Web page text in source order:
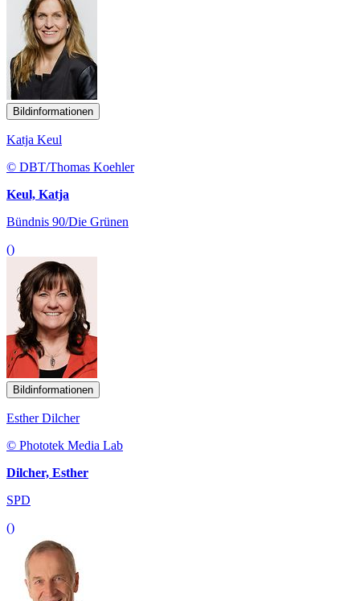
Bildinformationen
Katja Keul
© DBT/Thomas Koehler
Keul, Katja
Bündnis 90/Die Grünen
()
Bildinformationen
Esther Dilcher
© Phototek Media Lab
Dilcher, Esther
SPD
()